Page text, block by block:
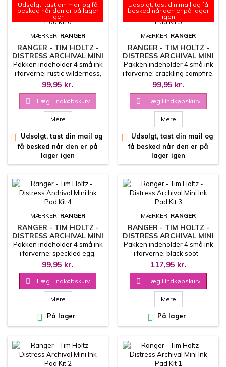
Udsolgt, tast din mail og få
besked når den er på lager
igen
MÆRKER: RANGER
RANGER - TIM HOLTZ -
DISTRESS ARCHIVAL MINI
INK PAD KIT 6
Pakken indeholder 4 små ink
i farverne: rustic wilderness,
fired brick, frayed burlap,
prize ribbon Oliebaseret
stempelfarve
99,95 kr.
 Læg i indkøbskurv
Mere

Udsolgt, tast din mail og
få besked når den er på
lager igen
Udsolgt, tast din mail og få
besked når den er på lager
igen
MÆRKER: RANGER
RANGER - TIM HOLTZ -
DISTRESS ARCHIVAL MINI
INK PAD KIT 5
Pakken indeholder 4 små ink
i farverne: crackling campfire,
crushed olive, salvaged
patina, villainous potion
Oliebaseret stempelfarve
99,95 kr.
 Læg i indkøbskurv
Mere

Udsolgt, tast din mail og
få besked når den er på
lager igen
MÆRKER: RANGER
RANGER - TIM HOLTZ -
DISTRESS ARCHIVAL MINI
INK PAD KIT 4
Pakken indeholder 4 små ink
i farverne: speckled egg,
evergreen bough, wild
honey, kitch flamingo
Oliebaseret stempelfarve
99,95 kr.
 Læg i indkøbskurv
Mere
 På lager
MÆRKER: RANGER
RANGER - TIM HOLTZ -
DISTRESS ARCHIVAL MINI
INK PAD KIT 3
Pakken indeholder 4 små ink
i farverne: black soot -
ground espresso - hickory
smoke - vintage photo
Oliebaseret stempelfarve
117,95 kr.
 Læg i indkøbskurv
Mere
 På lager